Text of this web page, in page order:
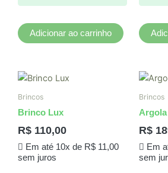
Adicionar ao carrinho
Brincos
Brinco Lux
R$ 110,00
Em até 10x de R$11,00
sem juros
Brincos
Argola
R$
Em
sem